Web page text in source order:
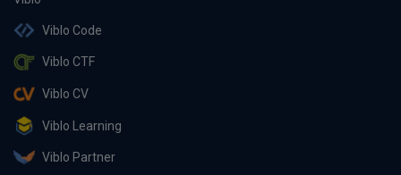
Viblo Code
Viblo CTF
Viblo CV
Viblo Learning
Viblo Partner